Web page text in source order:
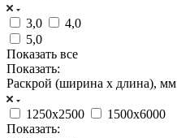
3,0
4,0
5,0
Показать все
Показать:
Раскрой (ширина х длина), мм
1250х2500
1500х6000
Показать: